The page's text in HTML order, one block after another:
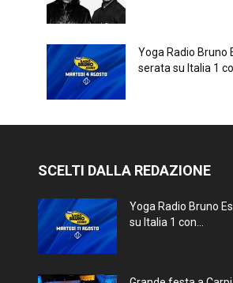
Yoga Radio Bruno
serata su Italia 1
SCELTI DALLA REDAZIONE
Yoga Radio Bruno
su Italia 1 con...